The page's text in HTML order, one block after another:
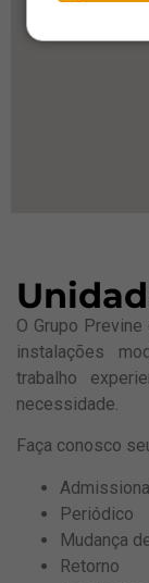
O Grupo
instalações
trabalho
necessidade.
Faça conosco
Periódico
Mudança
Retorno